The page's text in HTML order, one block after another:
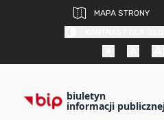
MAPA STRONY
biuletyn
informacji